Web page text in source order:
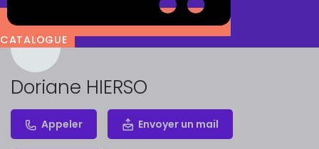
CATALOGUE
Doriane HIERSO
Appeler Envoyer un mail